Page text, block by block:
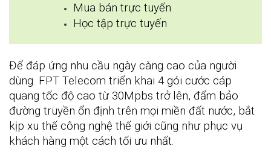
Mua bán trực tuyến
Học tập trực tuyến
Để đáp ứng nhu cầu ngày càng cao của người
dùng. FPT Telecom triển khai 4 gói cước cáp
quang tốc độ cao từ 30Mpbs trở lên, đẩm bảo
đường truyền ổn định trên mọi miền đất nước, bắt
kịp xu thế công nghệ thế giới cũng như phục vụ
khách hàng một cách tối ưu nhất.